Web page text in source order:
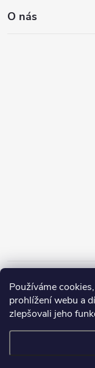
Používáme
prohlížení webu a
zlepšovali jeho
O nás